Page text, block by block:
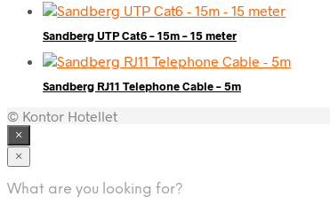
Sandberg UTP Cat6 – 15m – 15 meter
Sandberg RJ11 Telephone Cable – 5m
© Kontor Hotellet
×
×
What are you looking for?